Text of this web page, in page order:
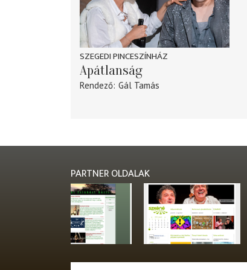
SZEGEDI PINCESZÍNHÁZ
Apátlanság
Rendező Gál Tamás
PARTNER OLDALAK